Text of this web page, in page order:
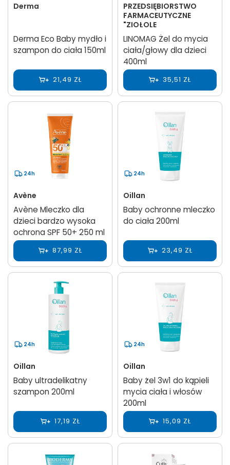
Derma
Derma Eco Baby mydło i
szampon do ciała 150ml
21,49 ZŁ
PRZEDSIĘBIORSTWO
FARMACEUTYCZNE
"ZIOŁOLE
LINOMAG Żel do mycia
ciała/głowy dla dzieci
400ml
35,51 ZŁ
24h
Avène
Avène Mleczko dla
dzieci bardzo wysoka
ochrona SPF 50+ 250 ml
87,99 ZŁ
24h
Oillan
Baby ochronne mleczko
do ciała 200ml
23,49 ZŁ
24h
Oillan
Baby ultradelikatny
szampon 200ml
17,19 ZŁ
24h
Oillan
Baby żel 3w1 do kąpieli
mycia ciała i włosów
200ml
15,09 ZŁ